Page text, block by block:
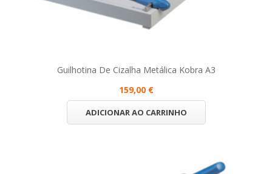
Guilhotina De Cizalha Metálica Kobra A3
159,00 €
ADICIONAR AO CARRINHO